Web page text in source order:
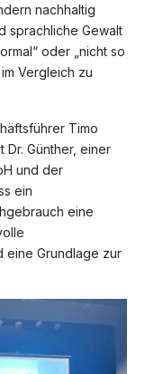
nachhaltig
sprachliche Gewalt
oder „nicht so
Vergleich zu
Timo
Dr. Günther, einer
und der
ein
eine
eine Grundlage zur